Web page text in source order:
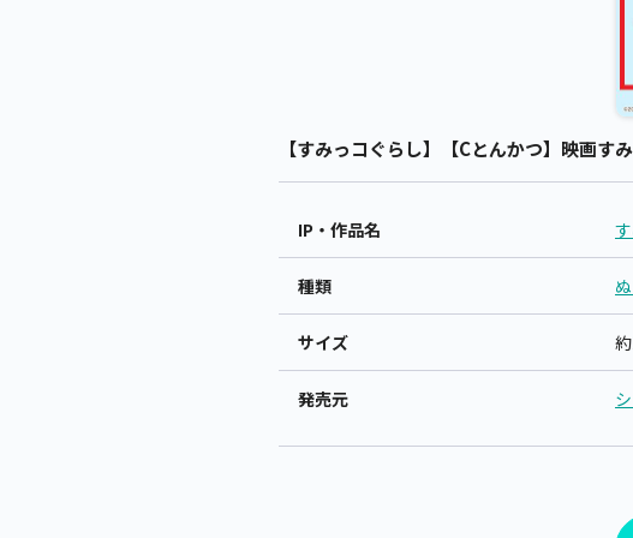
【すみっコぐらし】【Cとんかつ】映画
IP・作品名
種類
サイズ
発売元